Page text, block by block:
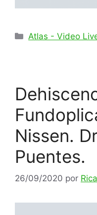
Categorías
Atlas - Video
Nissen.
Puentes.
26/09/2020 por